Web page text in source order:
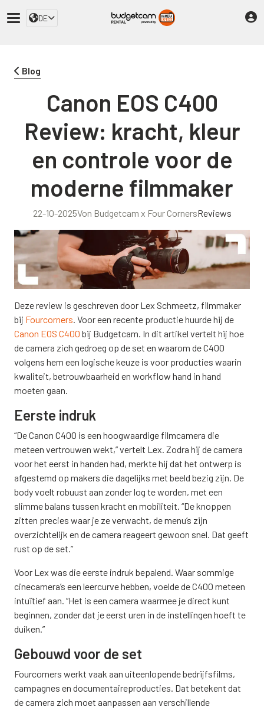
DE
Blog
Canon EOS C400
Review: kracht, kleur
en controle voor de
moderne filmmaker
22-10-2025Von Budgetcam x Four CornersReviews
Deze review is geschreven door Lex Schmeetz, filmmaker
bij Fourcorners. Voor een recente productie huurde hij de
Canon EOS C400 bij Budgetcam. In dit artikel vertelt hij hoe
de camera zich gedroeg op de set en waarom de C400
volgens hem een logische keuze is voor producties waarin
kwaliteit, betrouwbaarheid en workflow hand in hand
moeten gaan.
Eerste indruk
“De Canon C400 is een hoogwaardige filmcamera die
meteen vertrouwen wekt,” vertelt Lex. Zodra hij de camera
voor het eerst in handen had, merkte hij dat het ontwerp is
afgestemd op makers die dagelijks met beeld bezig zijn. De
body voelt robuust aan zonder log te worden, met een
slimme balans tussen kracht en mobiliteit. “De knoppen
zitten precies waar je ze verwacht, de menu’s zijn
overzichtelijk en de camera reageert gewoon snel. Dat geeft
rust op de set.”
Voor Lex was die eerste indruk bepalend. Waar sommige
cinecamera’s een leercurve hebben, voelde de C400 meteen
intuïtief aan. “Het is een camera waarmee je direct kunt
beginnen, zonder dat je eerst uren in de instellingen hoeft te
duiken.”
Gebouwd voor de set
Fourcorners werkt vaak aan uiteenlopende bedrijfsfilms,
campagnes en documentaireproducties. Dat betekent dat
de camera zich moet aanpassen aan verschillende